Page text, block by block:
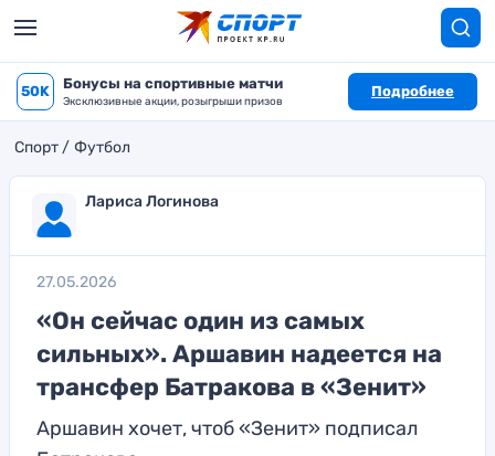
50K Бонусы на спортивные матчи
Эксклюзивные акции, розыгрыши призов
Подробнее
Спорт Футбол
Лариса Логинова
27.05.2026
«Он сейчас один из самых
сильных». Аршавин надеется на
трансфер Батракова в «Зенит»
Аршавин хочет, чтоб «Зенит» подписал